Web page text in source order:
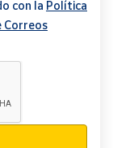
con la Política
Correos